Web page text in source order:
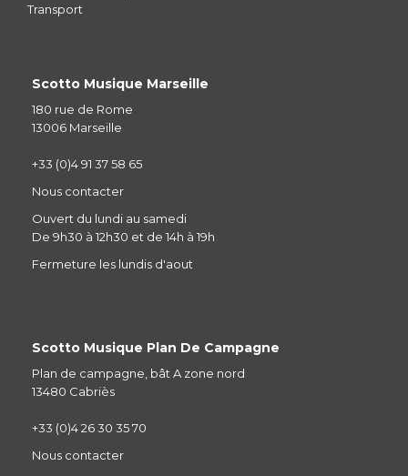
Transport
Scotto Musique Marseille
180 rue de Rome
13006 Marseille
+33 (0)4 91 37 58 65
Nous contacter
Ouvert du lundi au samedi
De 9h30 à 12h30 et de 14h à 19h
Fermeture les lundis d'aout
Scotto Musique Plan De Campagne
Plan de campagne, bât A zone nord
13480 Cabriès
+33 (0)4 26 30 35 70
Nous contacter